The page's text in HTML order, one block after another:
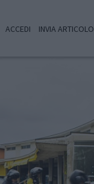
ACCEDI INVIA ARTICOLO